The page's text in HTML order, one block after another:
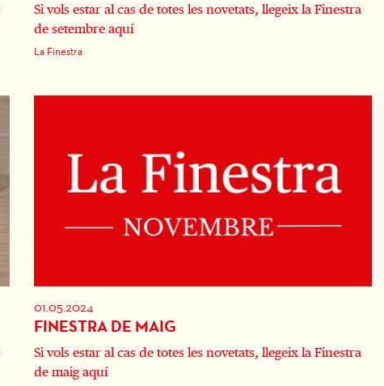
Si vols estar al cas de totes les novetats, llegeix la Finestra
de setembre aquí
La Finestra
01.05.2024
FINESTRA DE MAIG
Si vols estar al cas de totes les novetats, llegeix la Finestra
de maig aquí